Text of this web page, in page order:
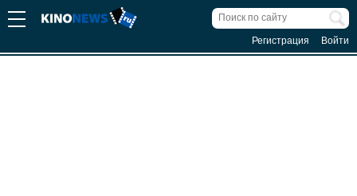
Регистрация Войти